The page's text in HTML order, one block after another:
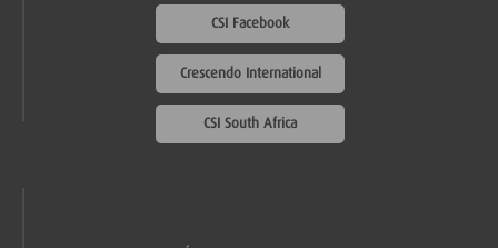
CSI Facebook
Crescendo International
CSI South Africa